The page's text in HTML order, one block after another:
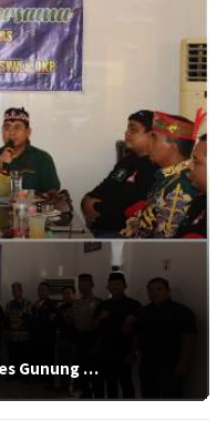
Gunung …